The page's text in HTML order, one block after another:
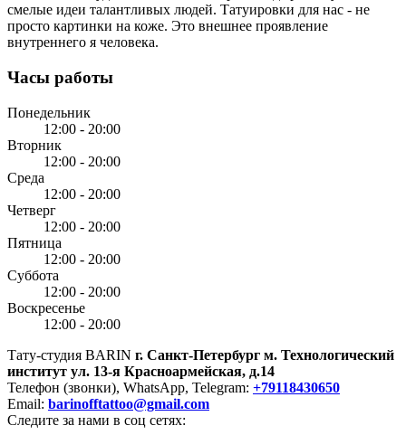
смелые идеи талантливых людей. Татуировки для нас - не
просто картинки на коже. Это внешнее проявление
внутреннего я человека.
Часы работы
Понедельник
12:00 - 20:00
Вторник
12:00 - 20:00
Среда
12:00 - 20:00
Четверг
12:00 - 20:00
Пятница
12:00 - 20:00
Суббота
12:00 - 20:00
Воскресенье
12:00 - 20:00
Тату-студия BARIN г. Санкт-Петербург м. Технологический
институт ул. 13-я Красноармейская, д.14
Телефон (звонки), WhatsApp, Telegram: +79118430650
Email: barinofftattoo@gmail.com
Следите за нами в соц сетях: